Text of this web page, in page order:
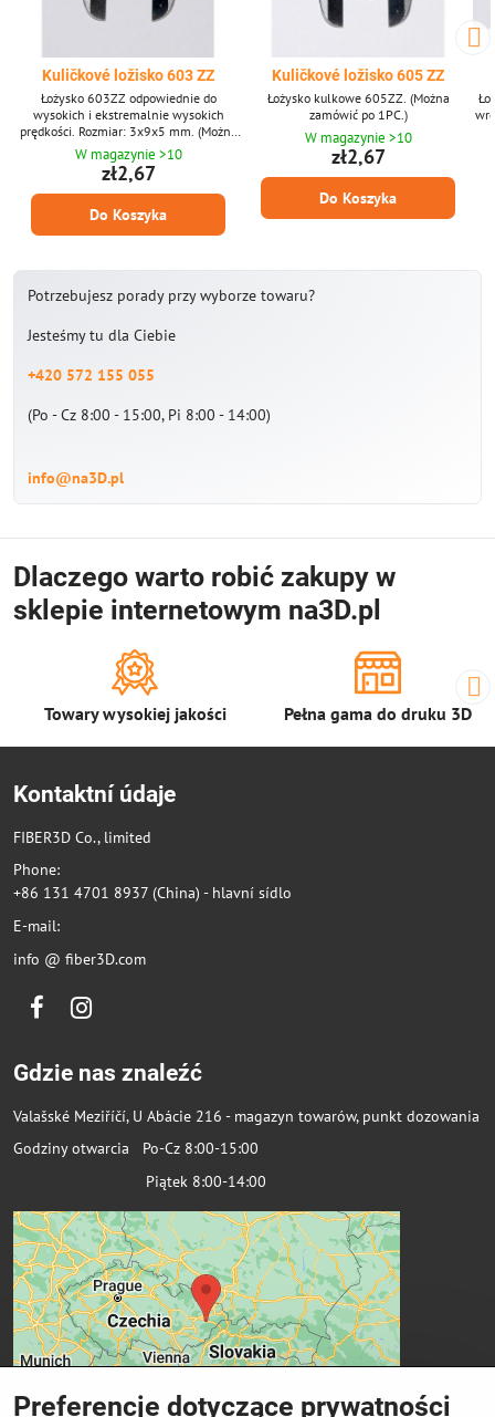
Kuličkové ložisko 603 ZZ
Łożysko 603ZZ odpowiednie do
wysokich i ekstremalnie wysokich
prędkości. Rozmiar: 3x9x5 mm. (Można
zamówić po 1 szt.)
W magazynie >10
zł2,67
Do Koszyka
Kuličkové ložisko 605 ZZ
Łożysko kulkowe 605ZZ. (Można
zamówić po 1PC.)
W magazynie >10
zł2,67
Do Koszyka
Potrzebujesz porady przy wyborze towaru?
Jesteśmy tu dla Ciebie
+420 572 155 055
(Po - Cz 8:00 - 15:00, Pi 8:00 - 14:00)
info@na3D.pl
Dlaczego warto robić zakupy w
sklepie internetowym na3D.pl
Towary wysokiej jakości Pełna gama do druku 3D
Kontaktní údaje
FIBER3D Co., limited
Phone:
+86 131 4701 8937 (China) - hlavní sídlo
E-mail:
info @ fiber3D.com
FacebookInstagram
Gdzie nas znaleźć
Valašské Meziříčí, U Abácie 216 - magazyn towarów, punkt dozowania
Godziny otwarcia Po-Cz 8:00-15:00
Piątek 8:00-14:00
Preferencje dotyczące prywatności